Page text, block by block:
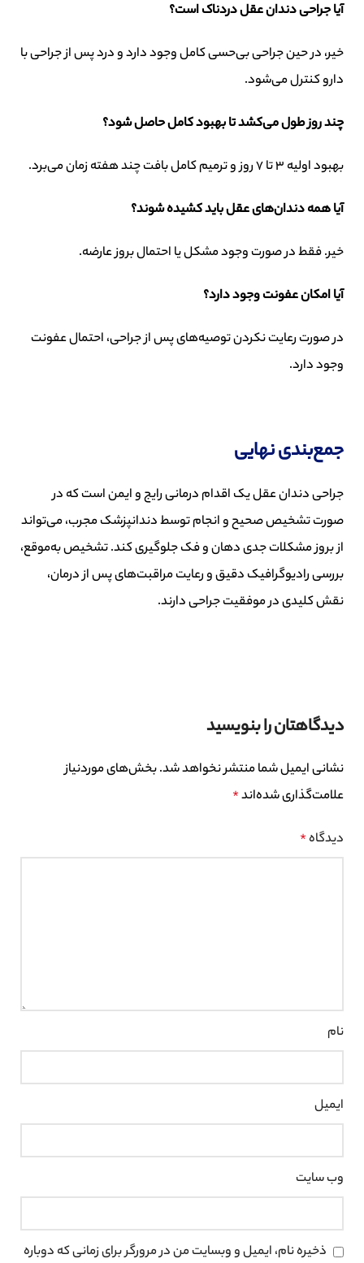
آیا جراحی دندان عقل دردناک است؟
خیر، در حین جراحی بی‌حسی کامل وجود دارد و درد پس از جراحی با
دارو کنترل می‌شود.
چند روز طول می‌کشد تا بهبود کامل حاصل شود؟
بهبود اولیه 3 تا 7 روز و ترمیم کامل بافت چند هفته زمان می‌برد.
آیا همه دندان‌های عقل باید کشیده شوند؟
خیر. فقط در صورت وجود مشکل یا احتمال بروز عارضه.
آیا امکان عفونت وجود دارد؟
در صورت رعایت نکردن توصیه‌های پس از جراحی، احتمال عفونت
وجود دارد.
جمع‌بندی نهایی
جراحی دندان عقل یک اقدام درمانی رایج و ایمن است که در
صورت تشخیص صحیح و انجام توسط دندانپزشک مجرب، می‌تواند
از بروز مشکلات جدی دهان و فک جلوگیری کند. تشخیص به‌موقع،
بررسی رادیوگرافیک دقیق و رعایت مراقبت‌های پس از درمان،
نقش کلیدی در موفقیت جراحی دارند.
دیدگاهتان را بنویسید
نشانی ایمیل شما منتشر نخواهد شد.بخش‌های موردنیاز
علامت‌گذاری شده‌اند*
دیدگاه*
نام
ایمیل
وب‌ سایت
ذخیره نام، ایمیل و وبسایت من در مرورگر برای زمانی که دوباره